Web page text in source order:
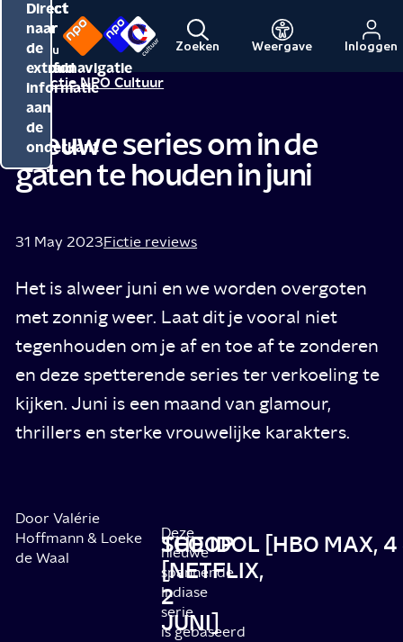
Direct
naar
de
inhoud
Direct
naar
de
hoofdnavigatie
Direct
naar
de
extra
informatie
aan
de
onderkant
Menu
Naar
de
NPO
Naar
de
NPO
Cultuur
Zoeken Weergave Inloggen
Redactie NPO Cultuur
Nieuwe series om in de
gaten te houden in juni
31 May 2023Fictie reviews
Het is alweer juni en we worden overgoten
met zonnig weer. Laat dit je vooral niet
tegenhouden om je af en toe af te zonderen
en deze spetterende series ter verkoeling te
kijken. Juni is een maand van glamour,
thrillers en sterke vrouwelijke karakters.
Door Valérie
Hoffmann & Loeke
de Waal
SCOOP
[NETFLIX,
2
JUNI]
Deze
nieuwe
spannende
Indiase
serie
isgebaseerd
THE IDOL [HBO MAX,